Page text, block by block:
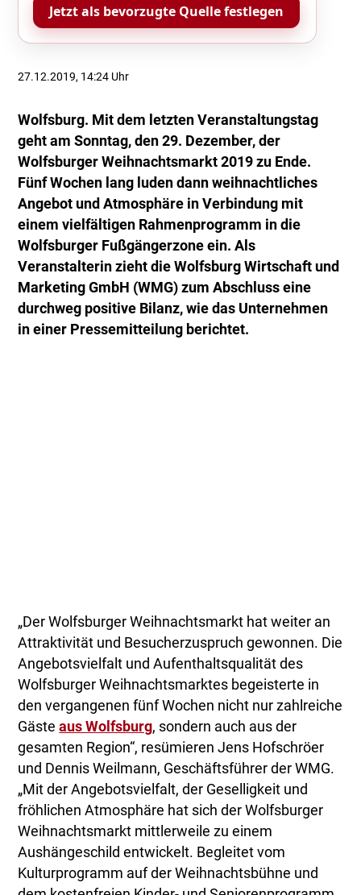
Jetzt als bevorzugte Quelle festlegen
27.12.2019, 14:24 Uhr
Wolfsburg. Mit dem letzten Veranstaltungstag
geht am Sonntag, den 29. Dezember, der
Wolfsburger Weihnachtsmarkt 2019 zu Ende.
Fünf Wochen lang luden dann weihnachtliches
Angebot und Atmosphäre in Verbindung mit
einem vielfältigen Rahmenprogramm in die
Wolfsburger Fußgängerzone ein. Als
Veranstalterin zieht die Wolfsburg Wirtschaft und
Marketing GmbH (WMG) zum Abschluss eine
durchweg positive Bilanz, wie das Unternehmen
in einer Pressemitteilung berichtet.
„Der Wolfsburger Weihnachtsmarkt hat weiter an
Attraktivität und Besucherzuspruch gewonnen. Die
Angebotsvielfalt und Aufenthaltsqualität des
Wolfsburger Weihnachtsmarktes begeisterte in
den vergangenen fünf Wochen nicht nur zahlreiche
Gästeaus Wolfsburg, sondern auch aus der
gesamten Region“, resümieren Jens Hofschröer
und Dennis Weilmann, Geschäftsführer der WMG.
„Mit der Angebotsvielfalt, der Geselligkeit und
fröhlichen Atmosphäre hat sich der Wolfsburger
Weihnachtsmarkt mittlerweile zu einem
Aushängeschild entwickelt. Begleitet vom
Kulturprogramm auf der Weihnachtsbühne und